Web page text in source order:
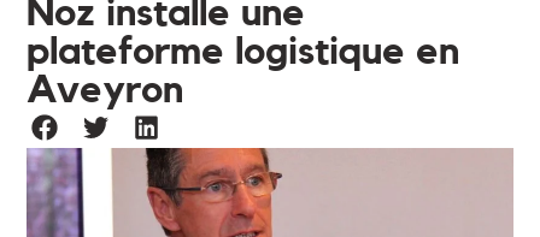
Noz installe une
plateforme logistique en
Aveyron